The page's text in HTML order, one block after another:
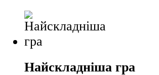
Найскладніша гра